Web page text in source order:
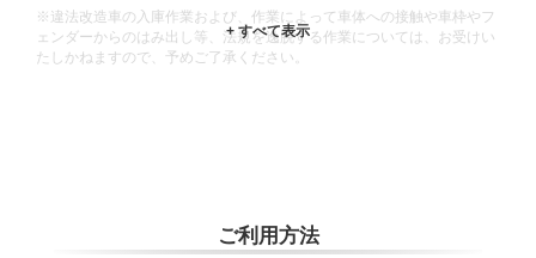
※違法改造車の入庫作業および、作業によって車体への接触や車枠やフ
ェンダーからのはみ出し等、法規を逸脱する作業については、お受けい
たしかねますので、予めご了承ください。
ご利用方法